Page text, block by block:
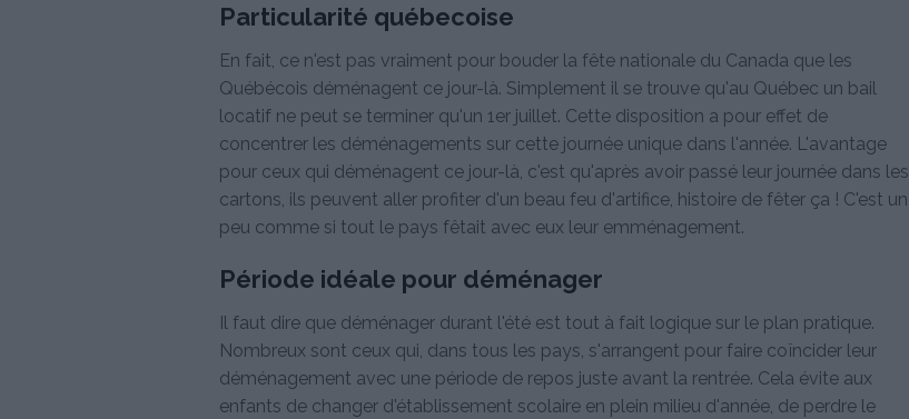
Particularité québecoise
En fait, ce n'est pas vraiment pour bouder la fête nationale du Canada que les
Québécois déménagent ce jour-là. Simplement il se trouve qu'au Québec un bail
locatif ne peut se terminer qu'un 1er juillet. Cette disposition a pour effet de
concentrer les déménagements sur cette journée unique dans l'année. L'avantage
pour ceux qui déménagent ce jour-là, c'est qu'après avoir passé leur journée dans les
cartons, ils peuvent aller profiter d'un beau feu d'artifice, histoire de fêter ça ! C'est un
peu comme si tout le pays fêtait avec eux leur emménagement.
Période idéale pour déménager
Il faut dire que déménager durant l'été est tout à fait logique sur le plan pratique.
Nombreux sont ceux qui, dans tous les pays, s'arrangent pour faire coïncider leur
déménagement avec une période de repos juste avant la rentrée. Cela évite aux
enfants de changer d'établissement scolaire en plein milieu d'année, de perdre le